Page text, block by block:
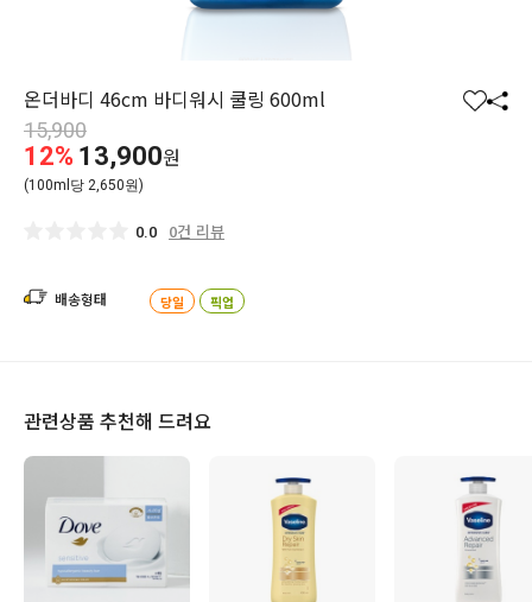
온더바디 46cm 바디워시 쿨링 600ml
찜 공
15,900
12% 13,900원
(100ml당 2,650원)
0.0 0건 리뷰
배송형태 당일 픽업
관련상품 추천해 드려요